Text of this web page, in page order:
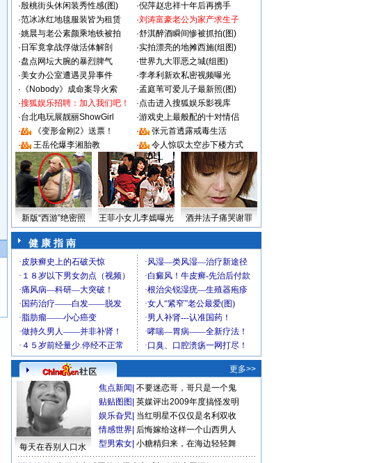
·殷桃街头休闲装秀性感(图) ·倪萍赵忠祥十年后再携手
·范冰冰红地毯服装皆为租赁 ·刘涛富豪老公为家产求生子
·姚晨与老公素颜乘地铁被拍 ·舒淇醉酒瞬间惨被抓拍(图)
· 日军竟拿战俘做活体解剖 ·实拍漂亮的地摊西施(组图)
·盘点网坛大腕的暴烈脾气 ·世界九大罪恶之城(组图)
·美女办公室遭遇灵异事件 ·李孝利新欢私密视频曝光
· 《Nobody》成命案导火索 ·孟庭苇可爱儿子最新照(图)
·搜狐娱乐招聘：加入我们吧！ ·点击进入搜狐娱乐影视库
·台北电玩展靓丽ShowGirl ·游戏史上最般配的十对情侣
·
《变形金刚2》送票！ ·
张元首透露戒毒生活
·
王岳伦爆李湘胎教 · 令人惊叹太空步下楼方式
新版“西游”绝密照 王菲小女儿李嫣曝光 酒井法子痛哭谢罪
健 康 指 南
更多>>
每天在吞别人口水
焦点新闻 不要迷恋哥，哥只是一个鬼
贴贴图图 英媒评出2009年度搞怪发明
娱乐旮旯 当红明星不仅仅是名利双收
情感世界 后悔嫁给这样一个山西男人
型男索女 小糖精归来，在海边轻轻舞